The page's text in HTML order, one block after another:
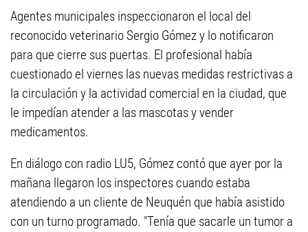
Agentes municipales inspeccionaron el local del
reconocido veterinario Sergio Gómez y lo notificaron
para que cierre sus puertas. El profesional había
cuestionado el viernes las nuevas medidas restrictivas a
la circulación y la actividad comercial en la ciudad, que
le impedían atender a las mascotas y vender
medicamentos.
En diálogo con radio LU5, Gómez contó que ayer por la
mañana llegaron los inspectores cuando estaba
atendiendo a un cliente de Neuquén que había asistido
con un turno programado. "Tenía que sacarle un tumor a